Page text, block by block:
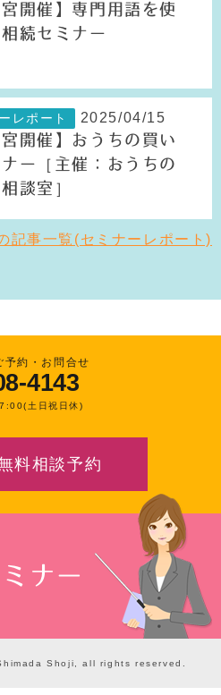
宮開催】専門用語を使
続セミナー
レポート 2025/04/15
宮開催】おうちの買い
ー［主催：おうちの
談室］
記事一覧(セミナーレポート)
予約・お問合せ
4143
土日祝日休)
料相談予約
ナー
Shoji, all rights reserved.